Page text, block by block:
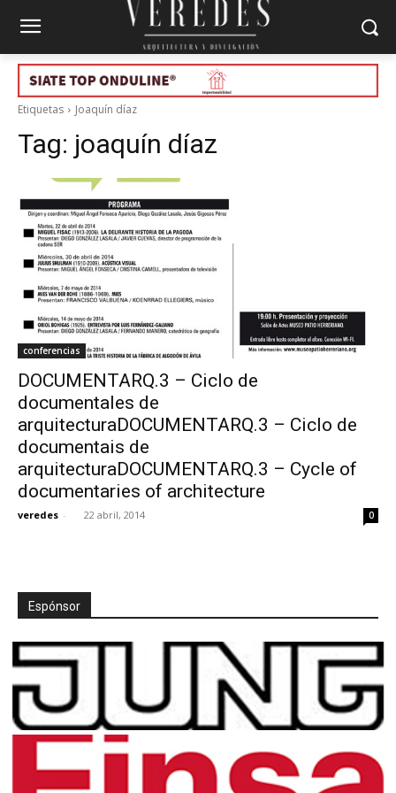
Etiquetas Joaquín díaz
Tag: joaquín díaz
conferencias
DOCUMENTARQ.3 – Ciclo de
documentales de
arquitecturaDOCUMENTARQ.3 – Ciclo de
documentais de
arquitecturaDOCUMENTARQ.3 – Cycle of
documentaries of architecture
veredes - 22 abril, 2014 0
Espónsor